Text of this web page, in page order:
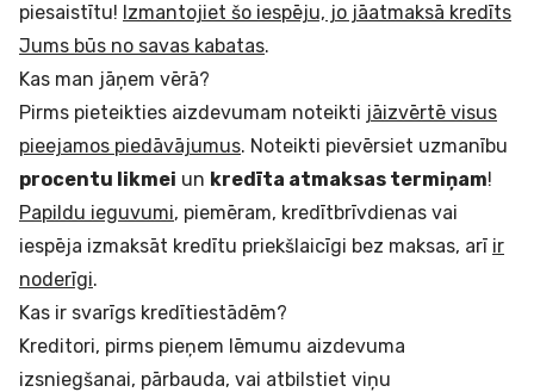
piesaistītu! Izmantojiet šo iespēju, jo jāatmaksā kredīts
Jums būs no savas kabatas.
Kas man jāņem vērā?
Pirms pieteikties aizdevumam noteikti jāizvērtē visus
pieejamos piedāvājumus. Noteikti pievērsiet uzmanību
procentu likmei un kredīta atmaksas termiņam!
Papildu ieguvumi, piemēram, kredītbrīvdienas vai
iespēja izmaksāt kredītu priekšlaicīgi bez maksas, arī ir
noderīgi.
Kas ir svarīgs kredītiestādēm?
Kreditori, pirms pieņem lēmumu aizdevuma
izsniegšanai, pārbauda, vai atbilstiet viņu